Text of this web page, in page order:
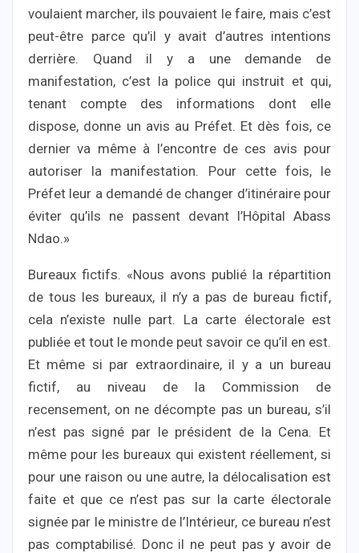
voulaient marcher, ils pouvaient le faire, mais c’est
peut-être parce qu’il y avait d’autres intentions
derrière. Quand il y a une demande de
manifestation, c’est la police qui instruit et qui,
tenant compte des informations dont elle
dispose, donne un avis au Préfet. Et dès fois, ce
dernier va même à l’encontre de ces avis pour
autoriser la manifestation. Pour cette fois, le
Préfet leur a demandé de changer d’itinéraire pour
éviter qu’ils ne passent devant l’Hôpital Abass
Ndao.»
Bureaux fictifs. «Nous avons publié la répartition
de tous les bureaux, il n’y a pas de bureau fictif,
cela n’existe nulle part. La carte électorale est
publiée et tout le monde peut savoir ce qu’il en est.
Et même si par extraordinaire, il y a un bureau
fictif, au niveau de la Commission de
recensement, on ne décompte pas un bureau, s’il
n’est pas signé par le président de la Cena. Et
même pour les bureaux qui existent réellement, si
pour une raison ou une autre, la délocalisation est
faite et que ce n’est pas sur la carte électorale
signée par le ministre de l’Intérieur, ce bureau n’est
pas comptabilisé. Donc il ne peut pas y avoir de